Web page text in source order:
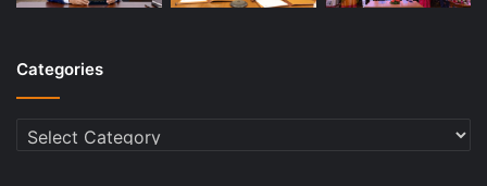
Categories
Categories